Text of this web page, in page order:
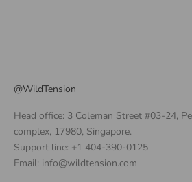
@WildTension
Head office: 3 Coleman Street #03-24,
complex, 17980, Singapore.
Support line: +1 404-390-0125
Email: info@wildtension.com